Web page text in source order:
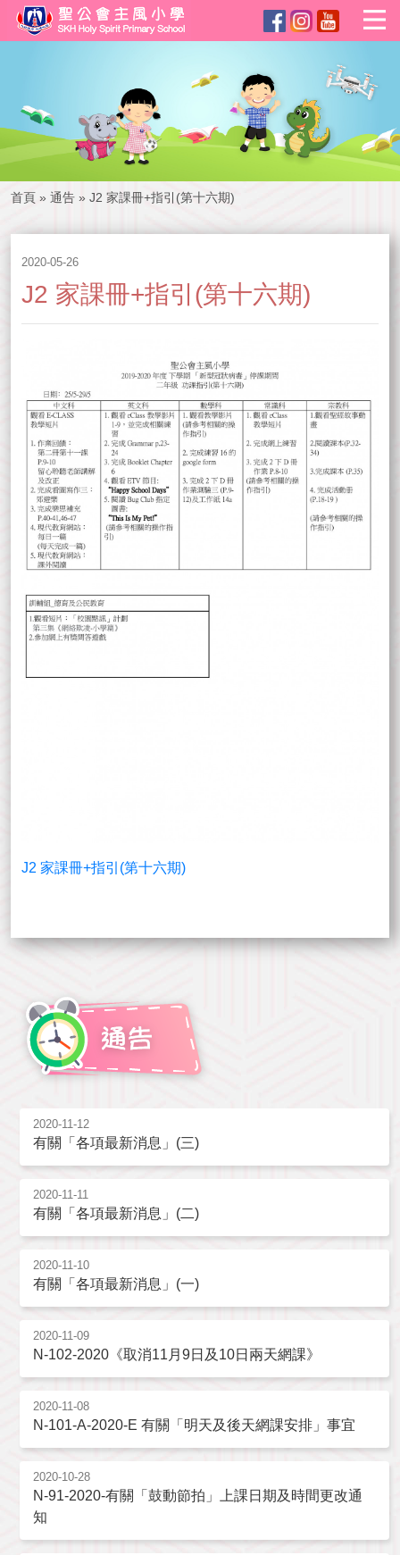
首頁 » 通告 » J2 家課冊+指引(第十六期)
2020-05-26
J2 家課冊+指引(第十六期)
J2 家課冊+指引(第十六期)
2020-11-12
有關「各項最新消息」(三)
2020-11-11
有關「各項最新消息」(二)
2020-11-10
有關「各項最新消息」(一)
2020-11-09
N-102-2020《取消11月9日及10日兩天網課》
2020-11-08
N-101-A-2020-E 有關「明天及後天網課安排」事宜
2020-10-28
N-91-2020-有關「鼓動節拍」上課日期及時間更改通
知